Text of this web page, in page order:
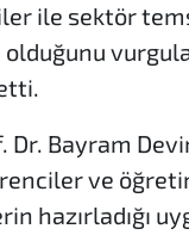
ile sektör
Dr. Bayram
ve
hazırladığı